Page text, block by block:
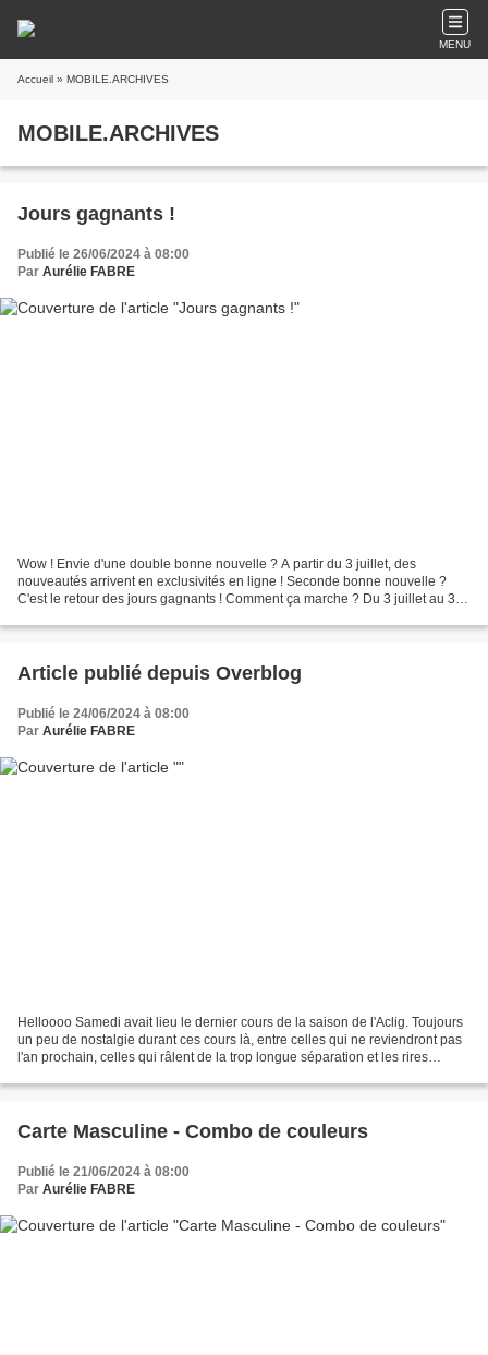
MENU
Accueil » MOBILE.ARCHIVES
MOBILE.ARCHIVES
Jours gagnants !
Publié le 26/06/2024 à 08:00
Par Aurélie FABRE
Wow ! Envie d'une double bonne nouvelle ? A partir du 3 juillet, des
nouveautés arrivent en exclusivités en ligne ! Seconde bonne nouvelle ?
C'est le retour des jours gagnants ! Comment ça marche ? Du 3 juillet au 31
Article publié depuis Overblog
Publié le 24/06/2024 à 08:00
Par Aurélie FABRE
Helloooo Samedi avait lieu le dernier cours de la saison de l'Aclig. Toujours
un peu de nostalgie durant ces cours là, entre celles qui ne reviendront pas
l'an prochain, celles qui râlent de la trop longue séparation et les rires
Carte Masculine - Combo de couleurs
Publié le 21/06/2024 à 08:00
Par Aurélie FABRE